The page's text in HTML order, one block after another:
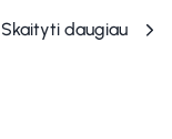
Skaityti daugiau